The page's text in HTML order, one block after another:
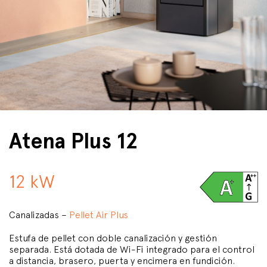
Atena Plus 12
12 kW
Canalizadas – Pellet Air Plus
Estufa de pellet con doble canalización y gestión
separada. Está dotada de Wi-Fi integrado para el control
a distancia, brasero, puerta y encimera en fundición.